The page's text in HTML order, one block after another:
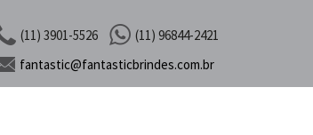
(11) 3901-5526
(11) 96844-2421
fantastic@fantasticbrindes.com.br